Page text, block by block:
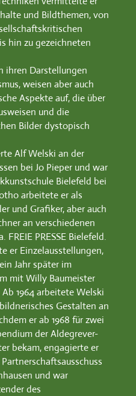
und Bildthemen, von
hin zu gezeichneten
ihren Darstellungen
weisen aber auch
Aspekte auf, die über
und die
Bilder dystopisch
Alf Welski an der
bei Jo Pieper und war
Bielefeld bei
arbeitete er als
und Grafiker, aber auch
an verschiedenen
FREIE PRESSE Bielefeld.
er Einzelausstellungen,
Jahr später im
mit Willy Baumeister
1964 arbeitete Welski
Gestalten an
er ab 1968 für zwei
der Aldegrever-
bekam, engagierte er
und war
des